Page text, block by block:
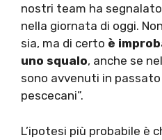
nostri team ha
nella giornata di oggi.
sia, ma di certo è
uno squalo, anche se
sono avvenuti in
pescecani”.
L’ipotesi più probabile è